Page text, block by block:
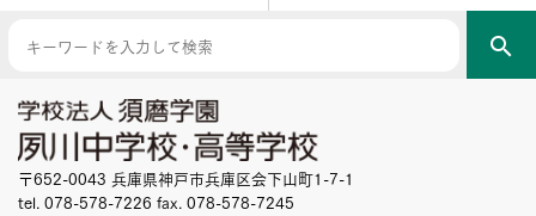
search
〒652-0043 兵庫県神戸市兵庫区会下山町1-7-1
tel. 078-578-7226 fax. 078-578-7245